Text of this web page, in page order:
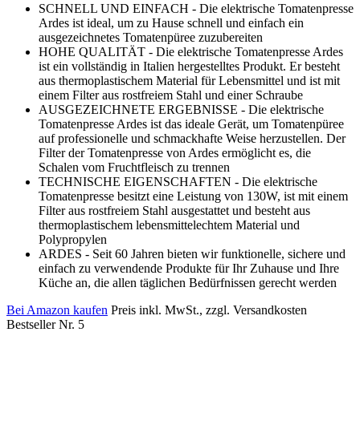
SCHNELL UND EINFACH - Die elektrische Tomatenpresse
Ardes ist ideal, um zu Hause schnell und einfach ein
ausgezeichnetes Tomatenpüree zuzubereiten
HOHE QUALITÄT - Die elektrische Tomatenpresse Ardes
ist ein vollständig in Italien hergestelltes Produkt. Er besteht
aus thermoplastischem Material für Lebensmittel und ist mit
einem Filter aus rostfreiem Stahl und einer Schraube
AUSGEZEICHNETE ERGEBNISSE - Die elektrische
Tomatenpresse Ardes ist das ideale Gerät, um Tomatenpüree
auf professionelle und schmackhafte Weise herzustellen. Der
Filter der Tomatenpresse von Ardes ermöglicht es, die
Schalen vom Fruchtfleisch zu trennen
TECHNISCHE EIGENSCHAFTEN - Die elektrische
Tomatenpresse besitzt eine Leistung von 130W, ist mit einem
Filter aus rostfreiem Stahl ausgestattet und besteht aus
thermoplastischem lebensmittelechtem Material und
Polypropylen
ARDES - Seit 60 Jahren bieten wir funktionelle, sichere und
einfach zu verwendende Produkte für Ihr Zuhause und Ihre
Küche an, die allen täglichen Bedürfnissen gerecht werden
Bei Amazon kaufen Preis inkl. MwSt., zzgl. Versandkosten
Bestseller Nr. 5